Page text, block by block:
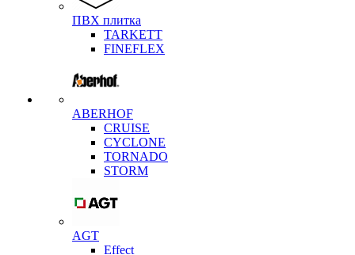
ПВХ плитка
TARKETT
FINEFLEX
ABERHOF
CRUISE
CYCLONE
TORNADO
STORM
AGT
Effect